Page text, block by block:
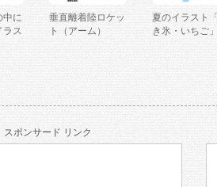
中に
ラス
垂直離着陸ロケッ
ト（アーム）
夏のイラスト
き氷・いちご」
スポンサード リンク